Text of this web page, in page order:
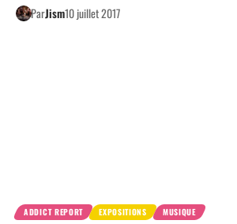
ParJism10 juillet 2017
ADDICT REPORT EXPOSITIONS MUSIQUE